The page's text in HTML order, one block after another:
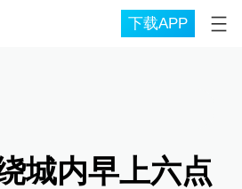
下载APP
城内早上六点